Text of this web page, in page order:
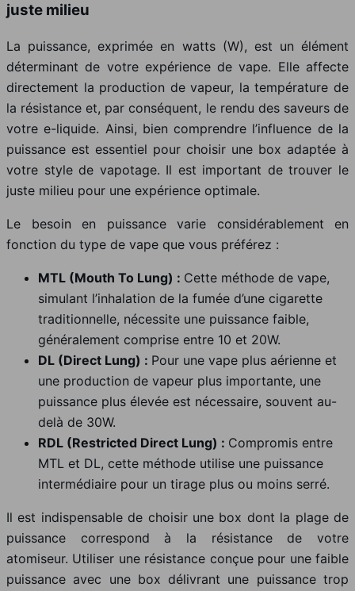
juste milieu
La puissance, exprimée en watts (W), est un élément
déterminant de votre expérience de vape. Elle affecte
directement la production de vapeur, la température de
la résistance et, par conséquent, le rendu des saveurs de
votre e-liquide. Ainsi, bien comprendre l’influence de la
puissance est essentiel pour choisir une box adaptée à
votre style de vapotage. Il est important de trouver le
juste milieu pour une expérience optimale.
Le besoin en puissance varie considérablement en
fonction du type de vape que vous préférez :
MTL (Mouth To Lung) : Cette méthode de vape,
simulant l’inhalation de la fumée d’une cigarette
traditionnelle, nécessite une puissance faible,
généralement comprise entre 10 et 20W.
DL (Direct Lung) : Pour une vape plus aérienne et
une production de vapeur plus importante, une
puissance plus élevée est nécessaire, souvent au-
delà de 30W.
RDL (Restricted Direct Lung) : Compromis entre
MTL et DL, cette méthode utilise une puissance
intermédiaire pour un tirage plus ou moins serré.
Il est indispensable de choisir une box dont la plage de
puissance correspond à la résistance de votre
atomiseur. Utiliser une résistance conçue pour une faible
puissance avec une box délivrant une puissance trop